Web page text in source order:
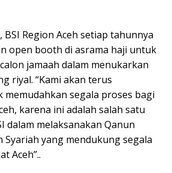
Region Aceh setiap tahunnya
open booth di asrama haji untuk
jamaah dalam menukarkan
riyal. “Kami akan terus
segala proses bagi
karena ini adalah salah satu
dalam melaksanakan Qanun
Syariah yang mendukung segala
Aceh”..